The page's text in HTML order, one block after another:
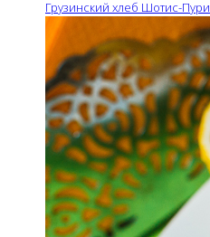
Грузинский хлеб Шотис-Пури